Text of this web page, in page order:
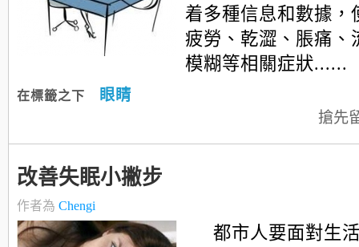
着多種信息和數據，
疲勞、乾澀、脹痛、
模糊等相關症狀......
在標籤之下
眼睛
搶先
改善失眠小撇步
作者為 Chengi
都市人要面對生